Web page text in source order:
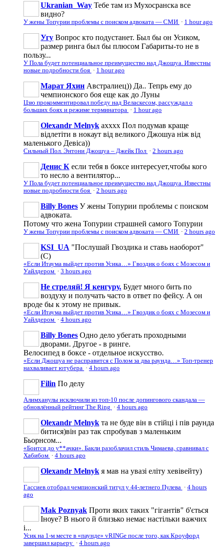
Ukranian_Way Тебе там из Мухосранска все
видно?
У жены Топурии проблемы с поиском адвоката — СМИ · 1 hour ago
Угу Вопрос кто подустанет. Был бы он Усиком,
размер ринга был бы плюсом Габариты-то не в
пользу...
У Пола будет потенциальное преимущество над Джошуа. Известны
новые подробности боя · 1 hour ago
Марат Яхин Австралиец)) Да.. Тепрь ему до
чемпионского боя еще как до Луны
Цзю прокомментировал победу над Веласкесом, рассуждал о
больших боях и режиме терминатора · 1 hour ago
Olexandr Melnyk ахххх Пол подумав краще
відлетіти в нокаут від великого Джошуа ніж від
маленького Девіса))
Сильный Пол. Энтони Джошуа – Джейк Пол · 2 hours ago
Денис К если тебя в боксе интересует,чтобы кого
то несло а вентилятор...
У Пола будет потенциальное преимущество над Джошуа. Известны
новые подробности боя · 2 hours ago
Billy Bones У жены Топурии проблемы с поиском
адвоката.
Потому что жена Топурии страшней самого Топурии
У жены Топурии проблемы с поиском адвоката — СМИ · 2 hours ago
KSI_UA "Послушай Гвоздика и ставь наоборот"
(С)
«Если Итаума выйдет против Усика…» Гвоздик о боях с Мозесом и
Уайлдером · 3 hours ago
Не стреляй! Я кенгуру. Будет много бить по
воздуху и получать часто в ответ по фейсу. А он
вроде бы к этому не привык.
«Если Итаума выйдет против Усика…» Гвоздик о боях с Мозесом и
Уайлдером · 4 hours ago
Billy Bones Одно дело убегать проходными
дворами. Другое - в ринге.
Велосипед в боксе - отдельное искусство.
«Если Джошуа не расправится с Полом за два раунда…» Топ-тренер
нахваливает ютубера · 4 hours ago
Filin По делу
Алимханулы исключили из топ-10 после допингового скандала —
обновлённый рейтинг The Ring · 4 hours ago
Olexandr Melnyk та не буде він в стійці і пів раунда
битися)він раз так спробував з маленьким
Бьорнсом...
«Боится до у**ачки». Бакли разоблачил стиль Чимаева, сравнивал с
Хабибом · 4 hours ago
Olexandr Melnyk я мав на увазі еліту хевівейту)
Гассиев отобрал чемпионский титул у 44-летнего Пулева · 4 hours
ago
Mak Poznyak Проти яких таких "гігантів" б'ється
Іноуе? В нього й близько немає настільки важчих
і...
Усик на 1-м месте в «паунде» vRINGe после того, как Кроуфорд
завершил карьеру · 4 hours ago